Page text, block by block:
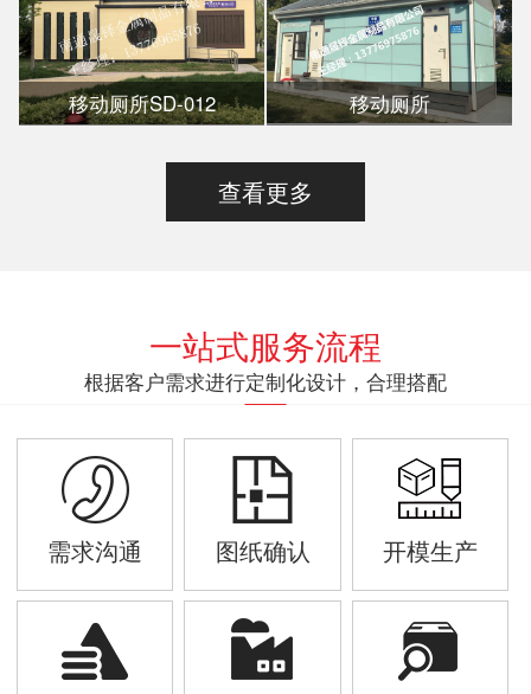
移动厕所SD-012 移动厕所
查看更多
一站式服务流程
根据客户需求进行定制化设计，合理搭配
需求沟通 图纸确认 开模生产